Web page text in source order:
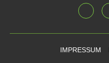
IMPRESSUM